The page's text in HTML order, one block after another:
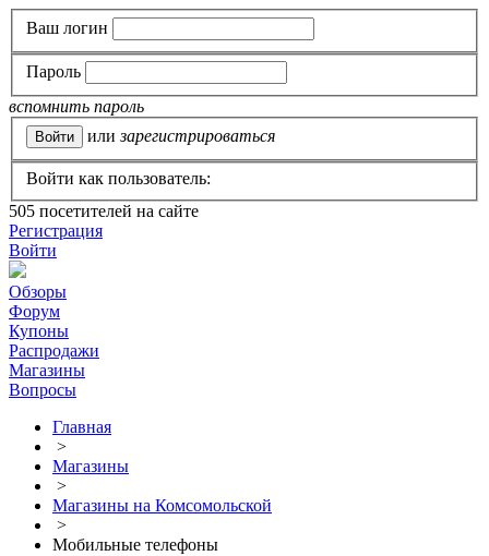
Ваш логин
Пароль
вспомнить пароль
или зарегистрироваться
Войти как пользователь:
505 посетителей на сайте
Регистрация
Войти
Обзоры
Форум
Купоны
Распродажи
Магазины
Вопросы
Главная
>
Магазины
>
Магазины на Комсомольской
>
Мобильные телефоны